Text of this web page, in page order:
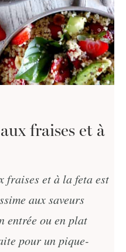
fraises et à
fraises et à la feta est
aux saveurs
entrée ou en plat
pour un pique-